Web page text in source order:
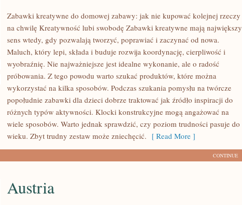
WYBIERAĆ
ZABAWKI
DZIECKA
Zabawki kreatywne do domowej zabawy: jak nie kupować kolejnej rzeczy
na chwilę Kreatywność lubi swobodę Zabawki kreatywne mają największy
sens wtedy, gdy pozwalają tworzyć, poprawiać i zaczynać od nowa.
Maluch, który lepi, składa i buduje rozwija koordynację, cierpliwość i
wyobraźnię. Nie najważniejsze jest idealne wykonanie, ale o radość
próbowania. Z tego powodu warto szukać produktów, które można
wykorzystać na kilka sposobów. Podczas szukania pomysłu na twórcze
popołudnie zabawki dla dzieci dobrze traktować jak źródło inspiracji do
różnych typów aktywności. Klocki konstrukcyjne mogą angażować na
wiele sposobów. Warto jednak sprawdzić, czy poziom trudności pasuje do
wieku. Zbyt trudny zestaw może zniechęcić. [ Read More ]
CONTINUE
Austria